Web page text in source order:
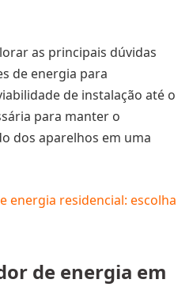
as principais dúvidas
de energia para
de instalação até o
para manter o
dos aparelhos em uma
energia residencial: escolha
de energia em